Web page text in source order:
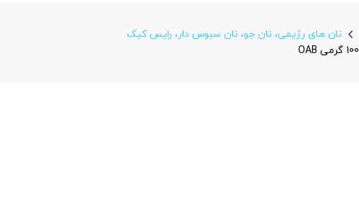
نان های رژیمی، نان جو، نان سبوس دار، رایس کیک